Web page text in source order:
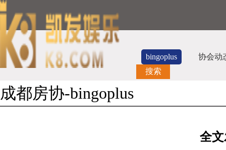
bingoplus
协会动
搜索
成都房协-bingoplus
全